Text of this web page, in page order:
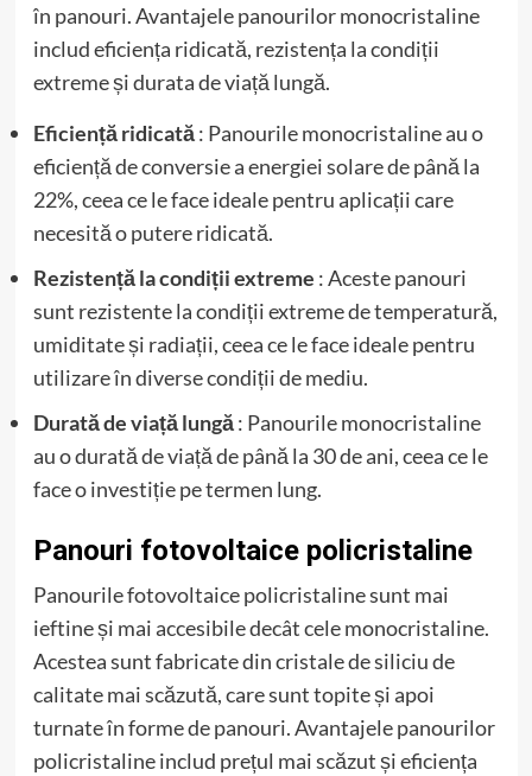
în panouri. Avantajele panourilor monocristaline
includ eficiența ridicată, rezistența la condiții
extreme și durata de viață lungă.
Eficiență ridicată: Panourile monocristaline au o
eficiență de conversie a energiei solare de până la
22%, ceea ce le face ideale pentru aplicații care
necesită o putere ridicată.
Rezistență la condiții extreme : Aceste panouri
sunt rezistente la condiții extreme de temperatură,
umiditate și radiații, ceea ce le face ideale pentru
utilizare în diverse condiții de mediu.
Durată de viață lungă: Panourile monocristaline
au o durată de viață de până la 30 de ani, ceea ce le
face o investiție pe termen lung.
Panouri fotovoltaice policristaline
Panourile fotovoltaice policristaline sunt mai
ieftine și mai accesibile decât cele monocristaline.
Acestea sunt fabricate din cristale de siliciu de
calitate mai scăzută, care sunt topite și apoi
turnate în forme de panouri. Avantajele panourilor
policristaline includ prețul mai scăzut și eficiența